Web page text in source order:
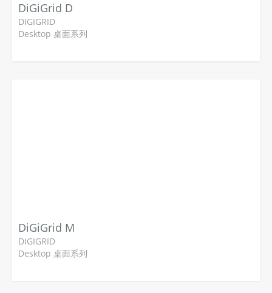
DiGiGrid D
DIGIGRID
Desktop 桌面系列
DiGiGrid M
DIGIGRID
Desktop 桌面系列